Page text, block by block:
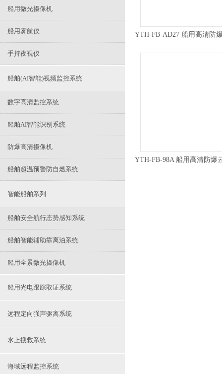
船用微光摄像机
船用雾航仪
手持夜视仪
船舶(AI智能)视频监控系统
数字高清监控系统
船舶AI智能识别系统
防爆高清摄像机
船舶超温预警防自燃系统
智能船舶系列
船舶安全航行态势感知系统
船舶智能辅助靠离泊系统
船用全景微光摄像机
船用光电跟踪取证系统
远程定向强声驱离系统
水上搜救系统
海域远程监控系统